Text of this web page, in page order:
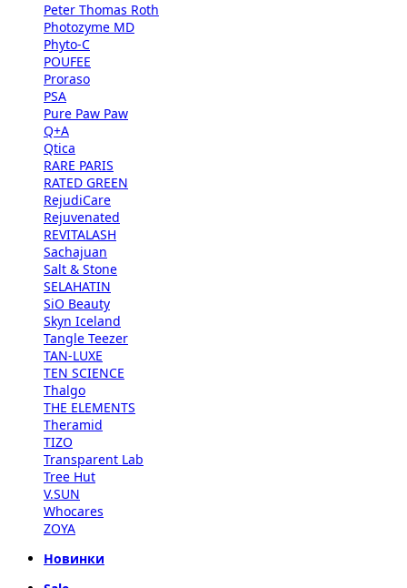
Peter Thomas Roth
Photozyme MD
Phyto-C
POUFEE
Proraso
PSA
Pure Paw Paw
Q+A
Qtica
RARE PARIS
RATED GREEN
RejudiCare
Rejuvenated
REVITALASH
Sachajuan
Salt & Stone
SELAHATIN
SiO Beauty
Skyn Iceland
Tangle Teezer
TAN-LUXE
TEN SCIENCE
Thalgo
THE ELEMENTS
Theramid
TIZO
Transparent Lab
Tree Hut
V.SUN
Whocares
ZOYA
Новинки